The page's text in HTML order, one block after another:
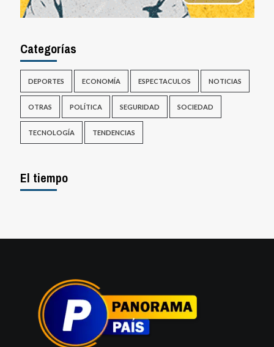
Categorías
DEPORTES ECONOMÍA ESPECTACULOS NOTICIAS
OTRAS POLÍTICA SEGURIDAD SOCIEDAD
TECNOLOGÍA TENDENCIAS
El tiempo